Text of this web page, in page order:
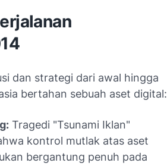
dan strategi dari awal hingga
bertahan sebuah aset digital:
Tragedi "Tsunami Iklan"
kontrol mutlak atas aset
bergantung penuh pada